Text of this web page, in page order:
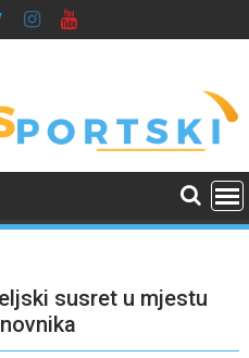
susret u mjestu